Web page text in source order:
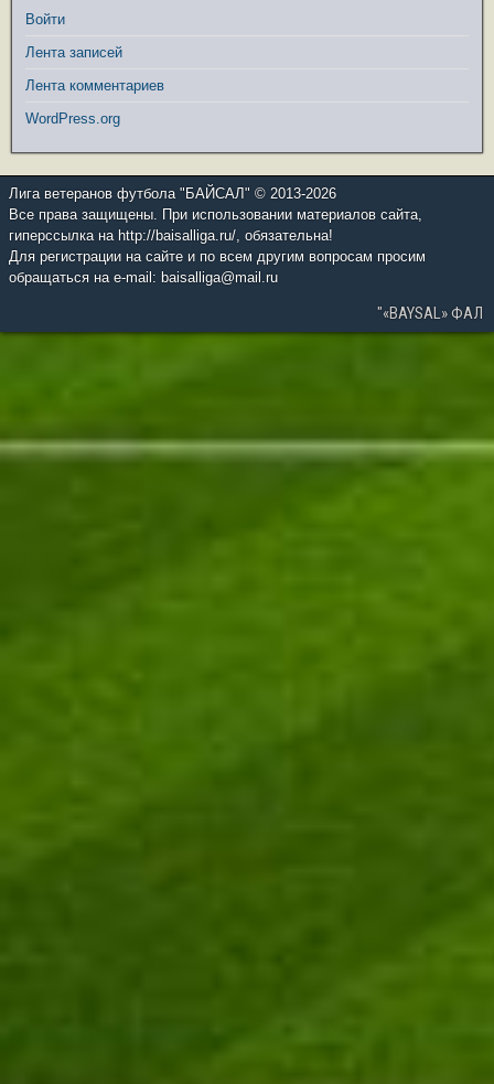
Войти
Лента записей
Лента комментариев
WordPress.org
Лига ветеранов футбола "БАЙСАЛ" © 2013-2026
Все права защищены. При использовании материалов сайта,
гиперссылка на http://baisalliga.ru/, обязательна!
Для регистрации на сайте и по всем другим вопросам просим
обращаться на e-mail: baisalliga@mail.ru
"«BAYSAL» ФАЛ